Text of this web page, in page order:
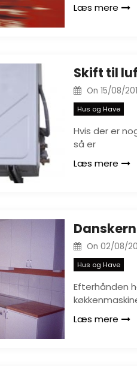
Læs mere
On 15/08/
Hus og Have
Hvis der er
så er
Læs mere
On 02/08/
Hus og Have
Efterhånden
Læs mere